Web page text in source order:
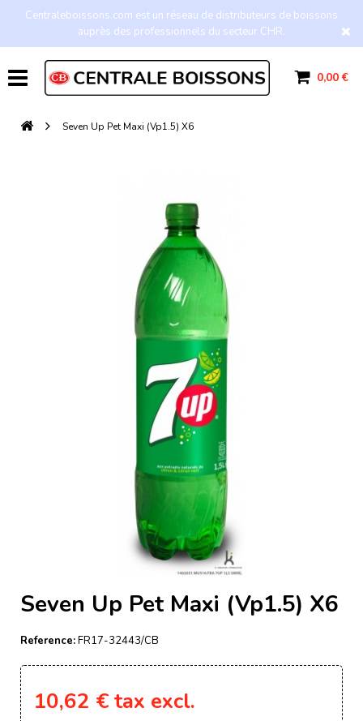
Centraleboissons.com est un réseau de distributeurs de boissons
auprès des professionnels du secteur CHR.
0,00 €
Seven Up Pet Maxi (Vp1.5) X6
Seven Up Pet Maxi (Vp1.5) X6
Reference:FR17-32443/CB
10,62 € tax excl.